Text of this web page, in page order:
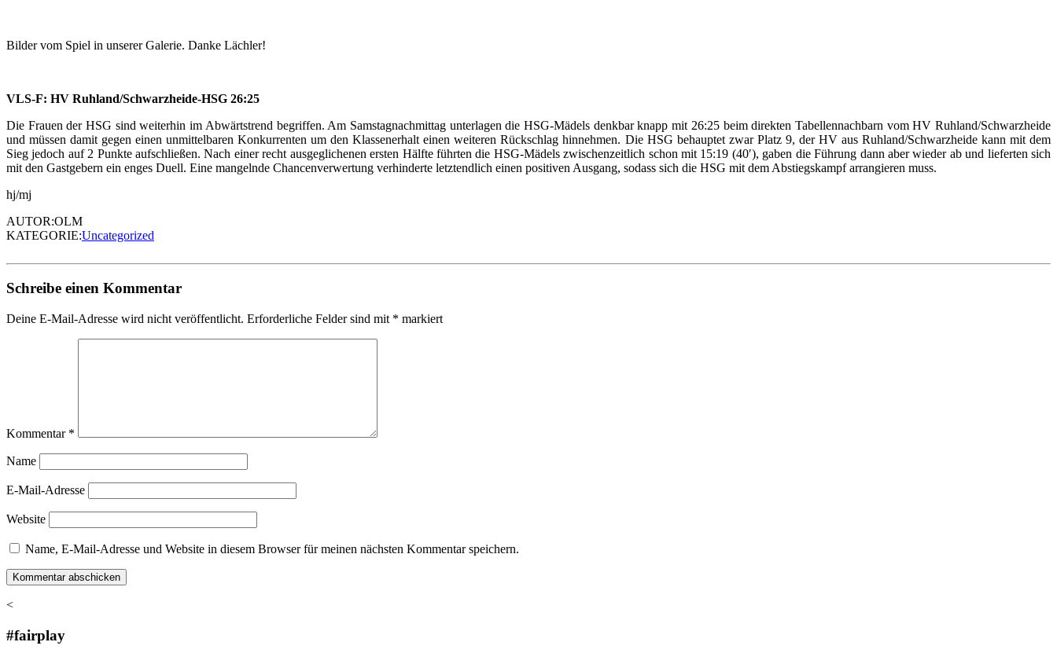
Bilder vom Spiel in unserer Galerie. Danke Lächler!
VLS-F: HV Ruhland/Schwarzheide-HSG 26:25
Die Frauen der HSG sind weiterhin im Abwärtstrend begriffen. Am Samstagnachmittag unterlagen die HSG-Mädels denkbar knapp mit 26:25 beim direkten Tabellennachbarn vom HV Ruhland/Schwarzheide
und müssen damit gegen einen unmittelbaren Konkurrenten um den Klassenerhalt einen weiteren Rückschlag hinnehmen. Die HSG behauptet zwar Platz 9, der HV aus Ruhland/Schwarzheide kann mit dem
Sieg jedoch auf 2 Punkte aufschließen. Nach einer recht ausgeglichenen ersten Hälfte führten die HSG-Mädels zwischenzeitlich schon mit 15:19 (40′), gaben die Führung dann aber wieder ab und lieferten sich
mit den Gastgebern ein enges Duell. Eine mangelnde Chancenverwertung verhinderte letztendlich einen positiven Ausgang, sodass sich die HSG mit dem Abstiegskampf arrangieren muss.
hj/mj
AUTOR:OLM
KATEGORIE:Uncategorized
Schreibe einen Kommentar
Deine E-Mail-Adresse wird nicht veröffentlicht. Erforderliche Felder sind mit * markiert
Kommentar *
Name
E-Mail-Adresse
Website
Name, E-Mail-Adresse und Website in diesem Browser für meinen nächsten Kommentar speichern.
<
#fairplay